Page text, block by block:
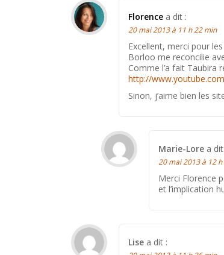
Florence a dit :
20 mai 2013 à 11 h 22 min
Excellent, merci pour les
Borloo me reconcilie
Comme l’a fait Taubira
http://
Sinon, j’aime bien les
Marie-Lore a
20 mai 2013 à 12
Merci Florence
et l’implication
Lise a dit :